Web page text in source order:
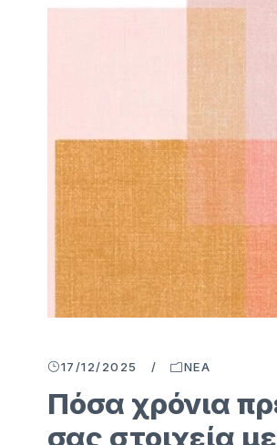
17/12/2025 / ΝΈΑ
Πόσα χρόνια
σας στοιχεία